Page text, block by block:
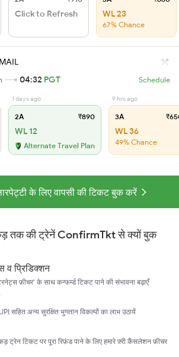
Click to Refresh WL 23
67% Chance
04:32 PGT Schedule
1 days ago
2A ₹890
WL 12
Alternate Travel Plan
9 hrs ago
3A
WL 36
49% Chance
के लिए वापसी की टिकट बुक करें
तक की ट्रेनें ConfirmTkt से क्यों बुक
व प्रिडिक्शन
फ़ीचर' के साथ कन्फर्म्ड टिकट पाने की संभावना बढ़ाएँ
सहित अन्य सुरक्षित भुगतान विकल्पों का लाभ उठायें
ट्रेन टिकट पर पूरा रिफ़ंड पाने के लिए हमारे फ़्री कैंसलेशन फ़ीचर